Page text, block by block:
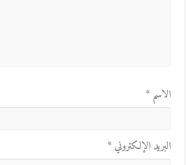
الاسم*
البريد الإلكتروني*